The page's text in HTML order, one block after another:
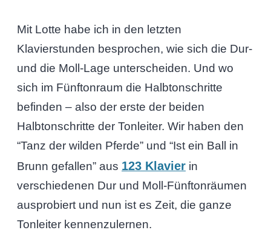
Mit Lotte habe ich in den letzten
Klavierstunden besprochen, wie sich die Dur-
und die Moll-Lage unterscheiden. Und wo
sich im Fünftonraum die Halbtonschritte
befinden – also der erste der beiden
Halbtonschritte der Tonleiter. Wir haben den
“Tanz der wilden Pferde” und “Ist ein Ball in
Brunn gefallen” aus 123 Klavierin
verschiedenen Dur und Moll-Fünftonräumen
ausprobiert und nun ist es Zeit, die ganze
Tonleiter kennenzulernen.